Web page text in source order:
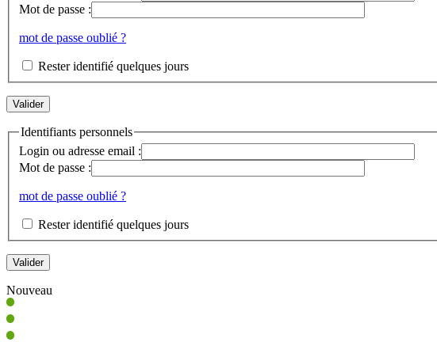
Mot de passe :
mot de passe oublié ?
Rester identifié quelques jours
Identifiants personnels
Login ou adresse email :
Mot de passe :
mot de passe oublié ?
Rester identifié quelques jours
Nouveau